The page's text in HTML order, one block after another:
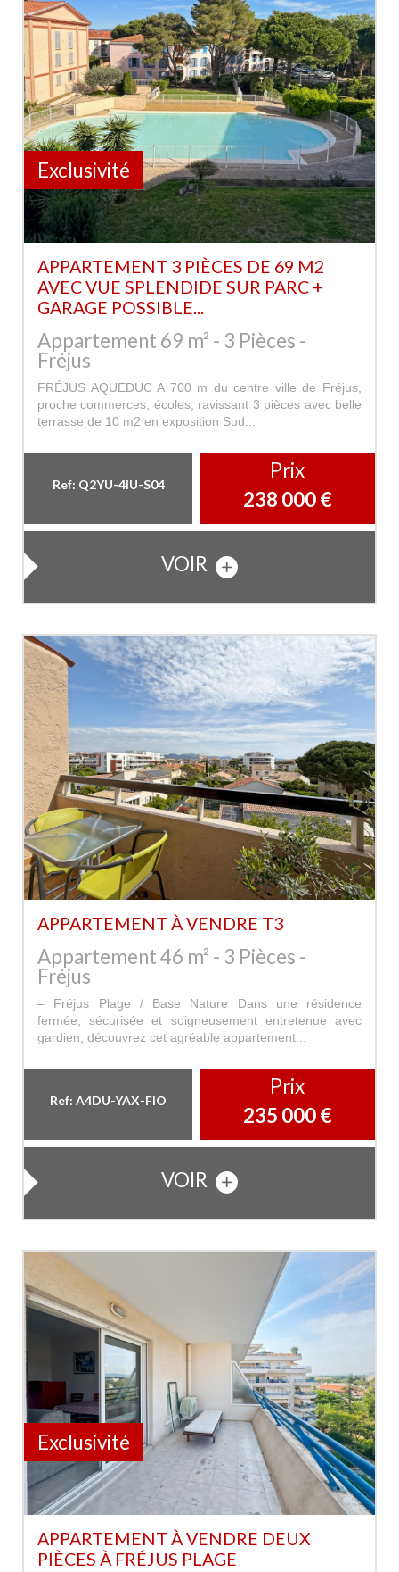
Exclusivité
APPARTEMENT 3 PIÈCES DE 69 M2
AVEC VUE SPLENDIDE SUR PARC +
GARAGE POSSIBLE...
Appartement 69 m² - 3 Pièces -
Fréjus
FRÉJUS AQUEDUC A 700 m du centre ville de Fréjus,
proche commerces, écoles, ravissant 3 pièces avec belle
terrasse de 10 m2 en exposition Sud...
Ref: Q2YU-4IU-S04
Prix
238 000 €
VOIR
APPARTEMENT À VENDRE T3
Appartement 46 m² - 3 Pièces -
Fréjus
– Fréjus Plage / Base Nature Dans une résidence
fermée, sécurisée et soigneusement entretenue avec
gardien, découvrez cet agréable appartement...
Ref: A4DU-YAX-FIO
Prix
235 000 €
VOIR
Exclusivité
APPARTEMENT À VENDRE DEUX
PIÈCES À FRÉJUS PLAGE